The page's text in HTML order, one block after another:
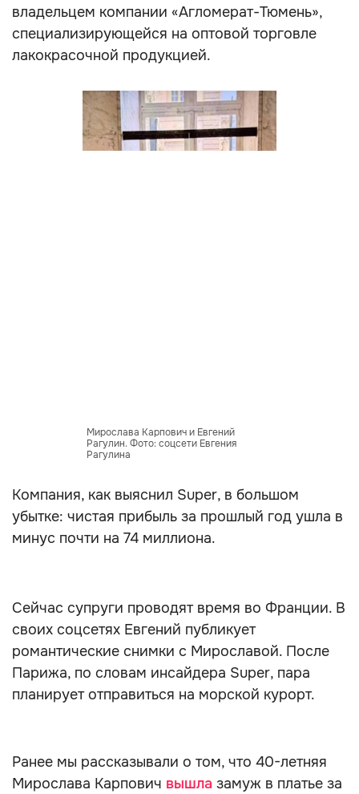
владельцем компании «Агломерат-Тюмень»,
специализирующейся на оптовой торговле
лакокрасочной продукцией.
Мирослава Карпович и Евгений
Рагулин. Фото: соцсети Евгения
Рагулина
Компания, как выяснил Super, в большом
убытке: чистая прибыль за прошлый год ушла в
минус почти на 74 миллиона.
Сейчас супруги проводят время во Франции. В
своих соцсетях Евгений публикует
романтические снимки с Мирославой. После
Парижа, по словам инсайдера Super, пара
планирует отправиться на морской курорт.
Ранее мы рассказывали о том, что 40-летняя
Мирослава Карпович вышла замуж в платье за